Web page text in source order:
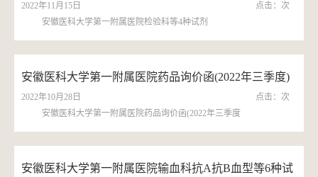
2022年11月15日 点击： 次
安徽医科大学第一附属医院检验科等4种试剂
安徽医科大学第一附属医院药品询价函(2022年三季度)
2022年10月28日 点击： 次
安徽医科大学第一附属医院药品询价函(2022年三季度
安徽医科大学第一附属医院输血科抗A抗B血型等6种试